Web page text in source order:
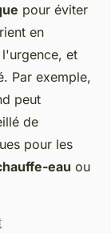
pour éviter
en
et
Par exemple,
peut
de
pour les
eau ou